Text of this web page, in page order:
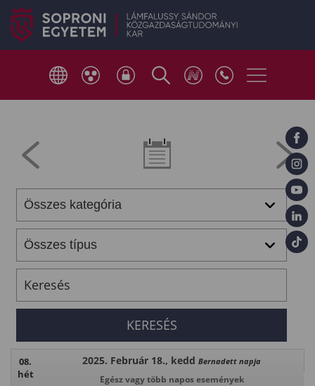
08.
hét
2025. Február 18., kedd Bernadett napja
Egész vagy több napos események